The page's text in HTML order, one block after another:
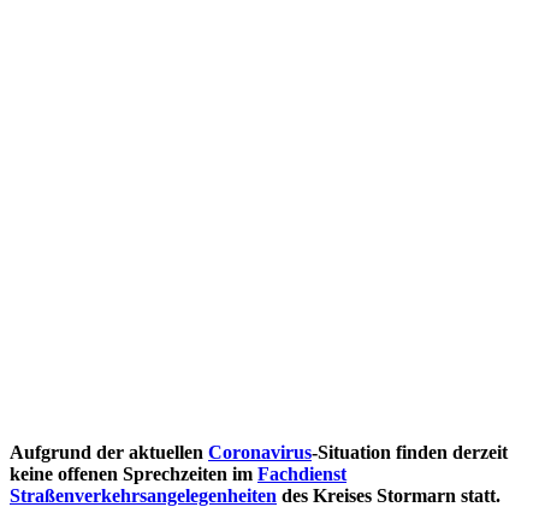
Aufgrund der aktuellen Coronavirus-Situation finden derzeit
keine offenen Sprechzeiten im Fachdienst
Straßenverkehrsangelegenheiten des Kreises Stormarn statt.